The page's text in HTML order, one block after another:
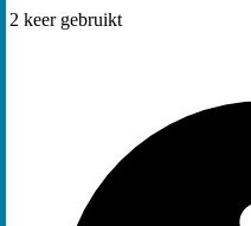
2 keer gebruikt